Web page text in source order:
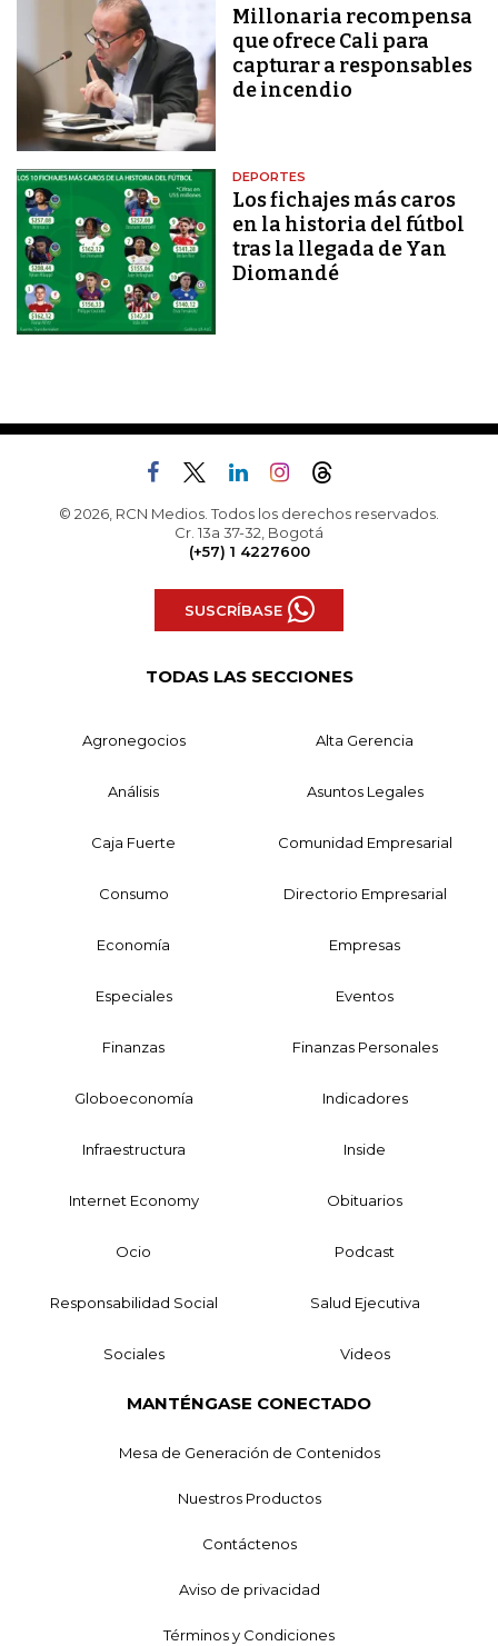
Millonaria recompensa
que ofrece Cali para
capturar a responsables
de incendio
DEPORTES
Los fichajes más caros
en la historia del fútbol
tras la llegada de Yan
Diomandé
© 2026, RCN Medios. Todos los derechos reservados.
Cr. 13a 37-32, Bogotá
(+57) 1 4227600
SUSCRÍBASE
TODAS LAS SECCIONES
Agronegocios Alta Gerencia
Análisis Asuntos Legales
Caja Fuerte Comunidad Empresarial
Consumo Directorio Empresarial
Economía Empresas
Especiales Eventos
Finanzas Finanzas Personales
Globoeconomía Indicadores
Infraestructura Inside
Internet Economy Obituarios
Ocio Podcast
Responsabilidad Social Salud Ejecutiva
Sociales Videos
MANTÉNGASE CONECTADO
Mesa de Generación de Contenidos
Nuestros Productos
Contáctenos
Aviso de privacidad
Términos y Condiciones